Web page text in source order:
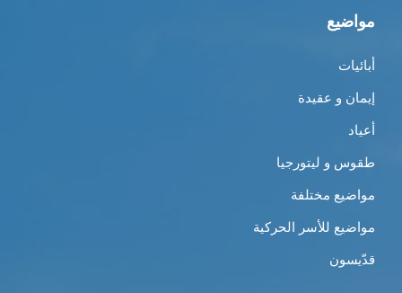
مواضيع
أبائيات
إيمان و عقيدة
أعياد
طقوس و ليتورجيا
مواضيع مختلفة
مواضيع للأسر الحركية
قدّيسون